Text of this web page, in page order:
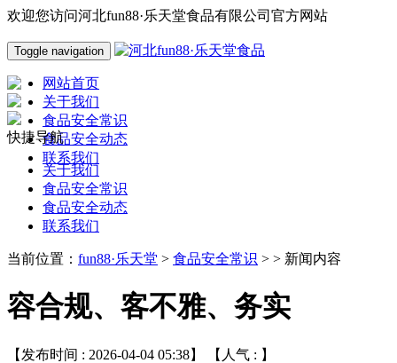
欢迎您访问河北fun88·乐天堂食品有限公司官方网站
Toggle navigation
网站首页
关于我们
食品安全常识
食品安全动态
联系我们
快捷导航
关于我们
食品安全常识
食品安全动态
联系我们
当前位置： fun88·乐天堂 > 食品安全常识 > > 新闻内容
容合规、客不雅、务实
【发布时间 : 2026-04-04 05:38】 【人气 : 】